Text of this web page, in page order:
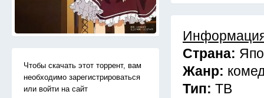
Чтобы скачать этот торрент, вам
необходимо зарегистрироваться
или войти на сайт
Страна:
Жанр:
Тип: ТВ